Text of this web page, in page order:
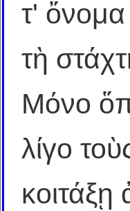
τ'
τὴ
Μόνο
λίγο